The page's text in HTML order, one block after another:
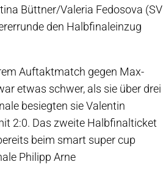
Büttner/Valeria Fedosova (SV
den Halbfinaleinzug
Auftaktmatch gegen Max-
etwas schwer, als sie über drei
besiegten sie Valentin
2:0. Das zweite Halbfinalticket
beim smart super cup
Philipp Arne